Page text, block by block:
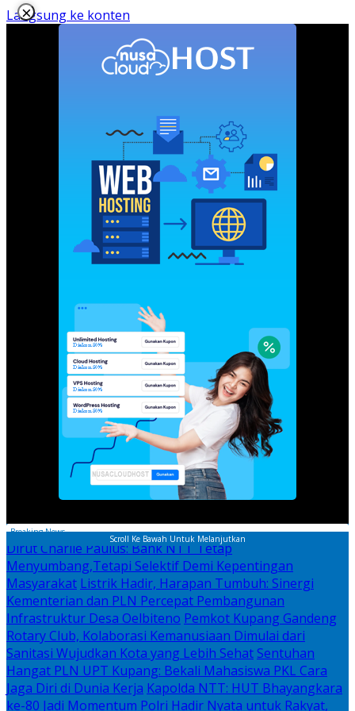
Langsung ke konten
×
Scroll Ke Bawah Untuk Melanjutkan
Breaking News
Dirut Charlie Paulus: Bank NTT Tetap
Menyumbang,Tetapi Selektif Demi Kepentingan
Masyarakat Listrik Hadir, Harapan Tumbuh: Sinergi
Kementerian dan PLN Percepat Pembangunan
Infrastruktur Desa Oelbiteno Pemkot Kupang Gandeng
Rotary Club, Kolaborasi Kemanusiaan Dimulai dari
Sanitasi Wujudkan Kota yang Lebih Sehat Sentuhan
Hangat PLN UPT Kupang: Bekali Mahasiswa PKL Cara
Jaga Diri di Dunia Kerja Kapolda NTT: HUT Bhayangkara
ke-80 Jadi Momentum Polri Hadir Nyata untuk Rakyat,